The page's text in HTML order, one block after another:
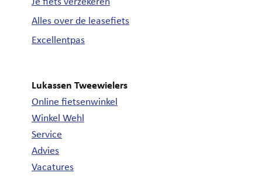
Alles over de leasefiets
Excellentpas
Lukassen Tweewielers
Online fietsenwinkel
Winkel Wehl
Service
Advies
Vacatures